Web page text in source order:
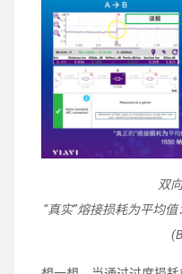
双
“真实”熔接损耗为平均